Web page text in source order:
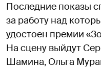
Последние показы
за работу над
удостоен премии
На сцену выйдут
Шамина, Ольга